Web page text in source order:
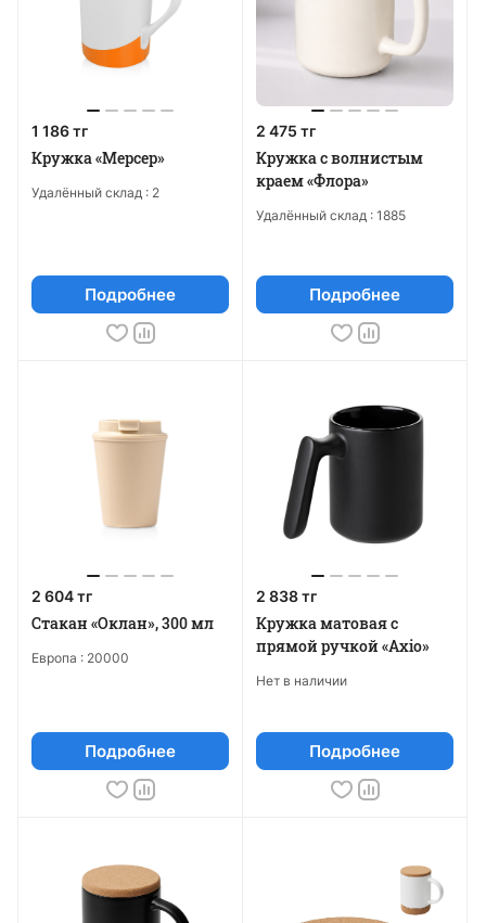
1 186 тг
Кружка «Мерсер»
Удалённый склад : 2
Подробнее
2 475 тг
Кружка с волнистым
краем «Флора»
Удалённый склад : 1885
Подробнее
2 604 тг
Стакан «Оклан», 300 мл
Европа : 20000
Подробнее
2 838 тг
Кружка матовая с
прямой ручкой «Axio»
Нет в наличии
Подробнее